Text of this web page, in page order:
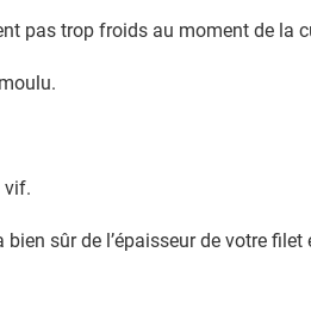
pas trop froids au moment de la
vif.
sûr de l’épaisseur de votre filet